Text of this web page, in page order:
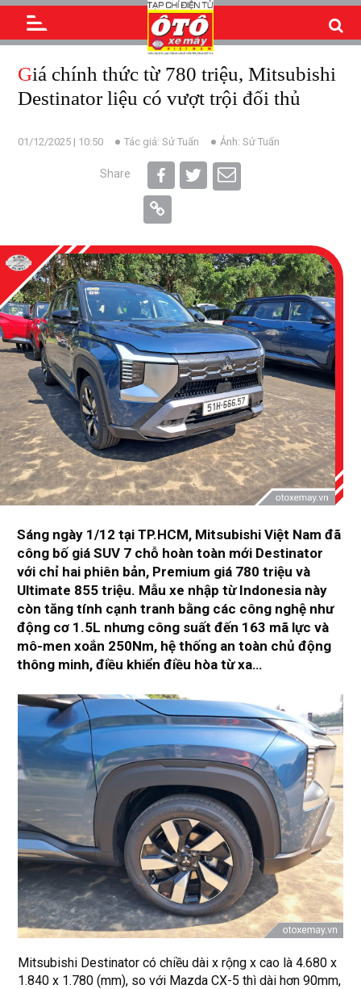
Giá chính thức từ 780 triệu, Mitsubishi
Destinator liệu có vượt trội đối thủ
01/12/2025 | 10:50 Tác giả: Sử Tuấn Ảnh: Sử Tuấn
Share
Sáng ngày 1/12 tại TP.HCM, Mitsubishi Việt Nam đã
công bố giá SUV 7 chỗ hoàn toàn mới Destinator
với chỉ hai phiên bản, Premium giá 780 triệu và
Ultimate 855 triệu. Mẫu xe nhập từ Indonesia này
còn tăng tính cạnh tranh bằng các công nghệ như
động cơ 1.5L nhưng công suất đến 163 mã lực và
mô-men xoắn 250Nm, hệ thống an toàn chủ động
thông minh, điều khiển điều hòa từ xa…
Mitsubishi Destinator có chiều dài x rộng x cao là 4.680 x
1.840 x 1.780 (mm), so với Mazda CX-5 thì dài hơn 90mm,